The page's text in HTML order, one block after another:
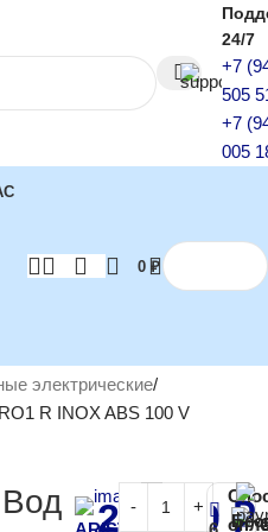
24/7
+7
505
+7
005
0 ₽
электрические
R INOX ABS 100 V
Вод
20 100₽